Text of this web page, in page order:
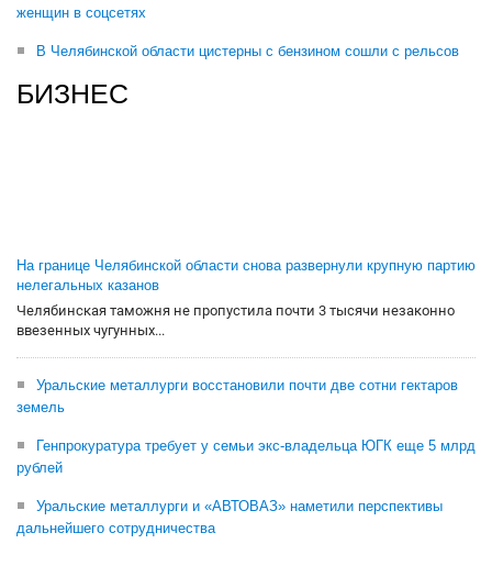
женщин в соцсетях
В Челябинской области цистерны с бензином сошли с рельсов
БИЗНЕС
На границе Челябинской области снова развернули крупную партию
нелегальных казанов
Челябинская таможня не пропустила почти 3 тысячи незаконно
ввезенных чугунных...
Уральские металлурги восстановили почти две сотни гектаров
земель
Генпрокуратура требует у семьи экс-владельца ЮГК еще 5 млрд
рублей
Уральские металлурги и «АВТОВАЗ» наметили перспективы
дальнейшего сотрудничества